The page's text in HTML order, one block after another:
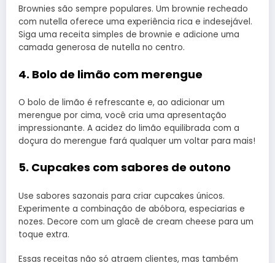
Brownies são sempre populares. Um brownie recheado
com nutella oferece uma experiência rica e indesejável.
Siga uma receita simples de brownie e adicione uma
camada generosa de nutella no centro.
4. Bolo de limão com merengue
O bolo de limão é refrescante e, ao adicionar um
merengue por cima, você cria uma apresentação
impressionante. A acidez do limão equilibrada com a
doçura do merengue fará qualquer um voltar para mais!
5. Cupcakes com sabores de outono
Use sabores sazonais para criar cupcakes únicos.
Experimente a combinação de abóbora, especiarias e
nozes. Decore com um glacê de cream cheese para um
toque extra.
Essas receitas não só atraem clientes, mas também